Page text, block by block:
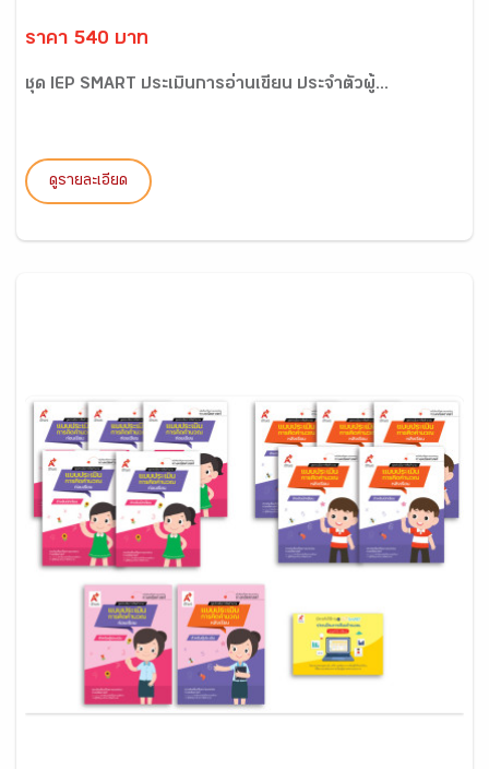
ราคา 540 บาท
ชุด IEP SMART ประเมินการอ่านเขียน ประจำตัวผู้...
ดูรายละเอียด